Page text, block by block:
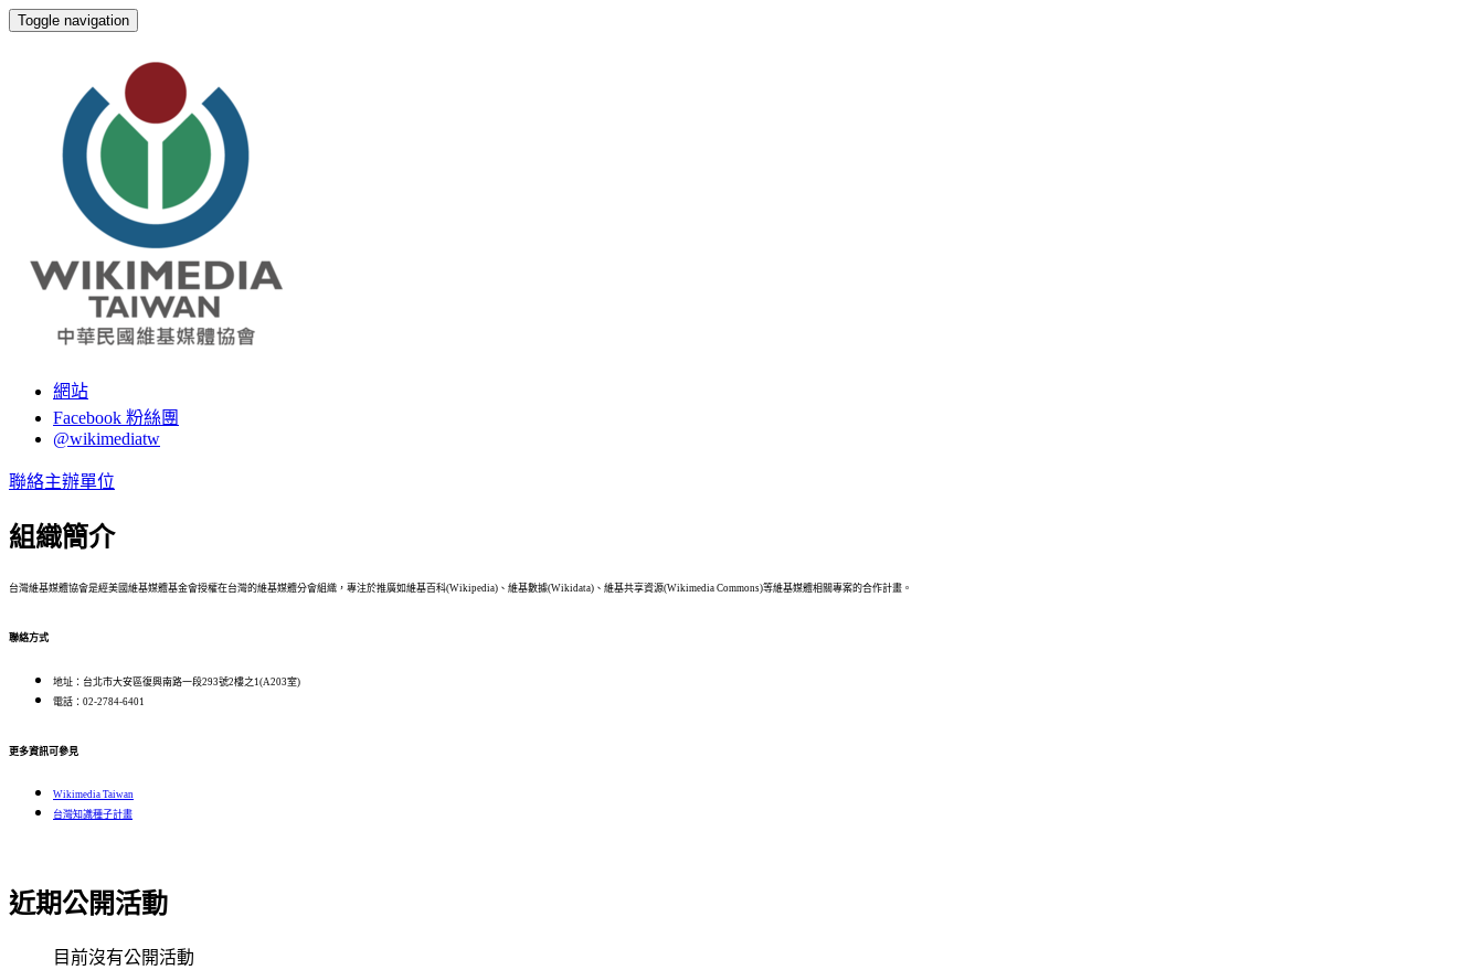
Toggle navigation
網站
Facebook 粉絲團
@wikimediatw
聯絡主辦單位
組織簡介
台灣維基媒體協會是經美國維基媒體基金會授權在台灣的維基媒體分會組織，專注於推廣如維基百科(Wikipedia)、維基數據(Wikidata)、維基共享資源(Wikimedia Commons)等維基媒體相關專案的合作計畫。
聯絡方式
地址：台北市大安區復興南路一段293號2樓之1(A203室)
電話：02-2784-6401
更多資訊可參見
Wikimedia Taiwan
台灣知識種子計畫
近期公開活動
目前沒有公開活動